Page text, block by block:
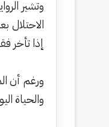
الاحتلال
إذا تأخر
ورغم أن
والحياة